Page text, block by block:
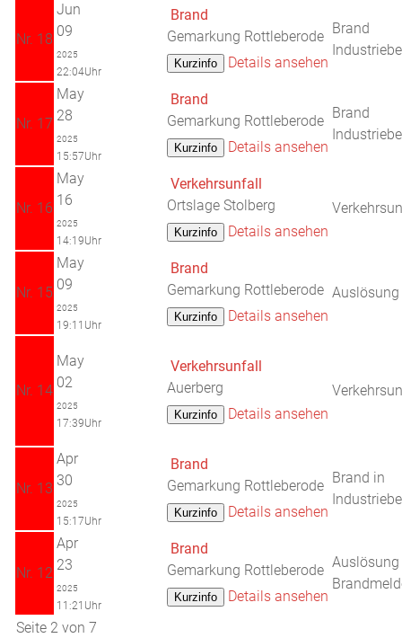
Nr. 18
Jun
09
2025
22:04Uhr
Brand
Gemarkung Rottleberode
Details ansehen
Brand
Nr. 17
May
28
2025
15:57Uhr
Brand
Gemarkung Rottleberode
Details ansehen
Brand
Nr. 16
May
16
2025
14:19Uhr
Verkehrsunfall
Ortslage Stolberg
Details ansehen
Nr. 15
May
09
2025
19:11Uhr
Brand
Gemarkung Rottleberode
Details ansehen
Auslösung
Nr. 14
May
02
2025
17:39Uhr
Verkehrsunfall
Auerberg
Details ansehen
Nr. 13
Apr
30
2025
15:17Uhr
Brand
Gemarkung Rottleberode
Details ansehen
Brand in
Nr. 12
Apr
23
2025
11:21Uhr
Brand
Gemarkung Rottleberode
Details ansehen
Auslösung
Seite 2 von 7